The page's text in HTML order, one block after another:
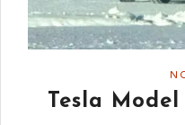
Tesla